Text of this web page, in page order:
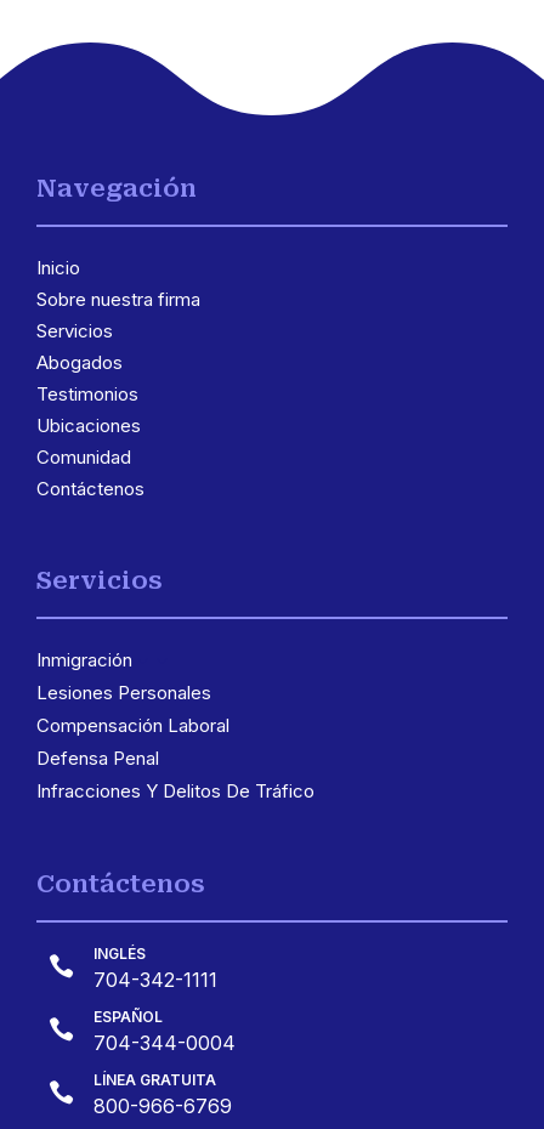
Navegación
Inicio
Sobre nuestra firma
Servicios
Abogados
Testimonios
Ubicaciones
Comunidad
Contáctenos
Servicios
Inmigración
Lesiones Personales
Compensación Laboral
Defensa Penal
Infracciones Y Delitos De Tráfico
Contáctenos
 INGLÉS
704-342-1111
 ESPAÑOL
704-344-0004
 LÍNEA GRATUITA
800-966-6769